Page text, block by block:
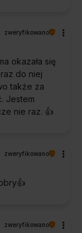
zweryfikowano
okazała się
do niej
także za
Jestem
nie raz. 👍️
zweryfikowano
zweryfikowano